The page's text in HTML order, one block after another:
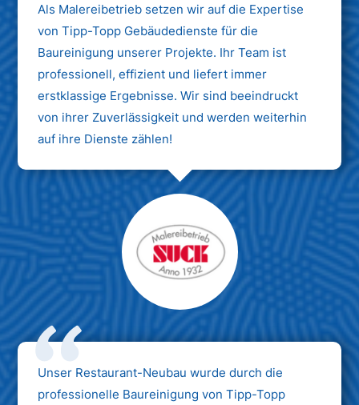
Als Malereibetrieb setzen wir auf die Expertise
von Tipp-Topp Gebäudedienste für die
Baureinigung unserer Projekte. Ihr Team ist
professionell, effizient und liefert immer
erstklassige Ergebnisse. Wir sind beeindruckt
von ihrer Zuverlässigkeit und werden weiterhin
auf ihre Dienste zählen!
Unser Restaurant-Neubau wurde durch die
professionelle Baureinigung von Tipp-Topp